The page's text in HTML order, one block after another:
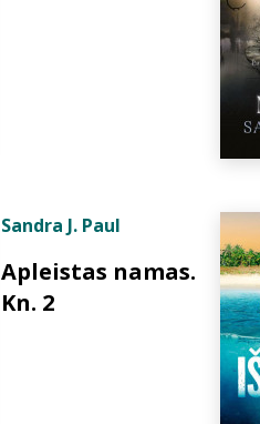
Sandra J. Paul
Apleistas namas.
Kn. 2